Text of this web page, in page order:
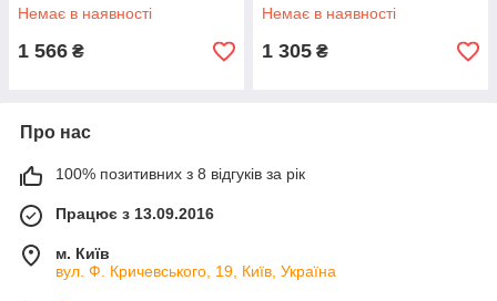
Немає в наявності
1 566 ₴
Немає в наявності
1 305 ₴
Про нас
100% позитивних з 8 відгуків за рік
Працює з 13.09.2016
м. Київ
вул. Ф. Кричевського, 19, Київ, Україна